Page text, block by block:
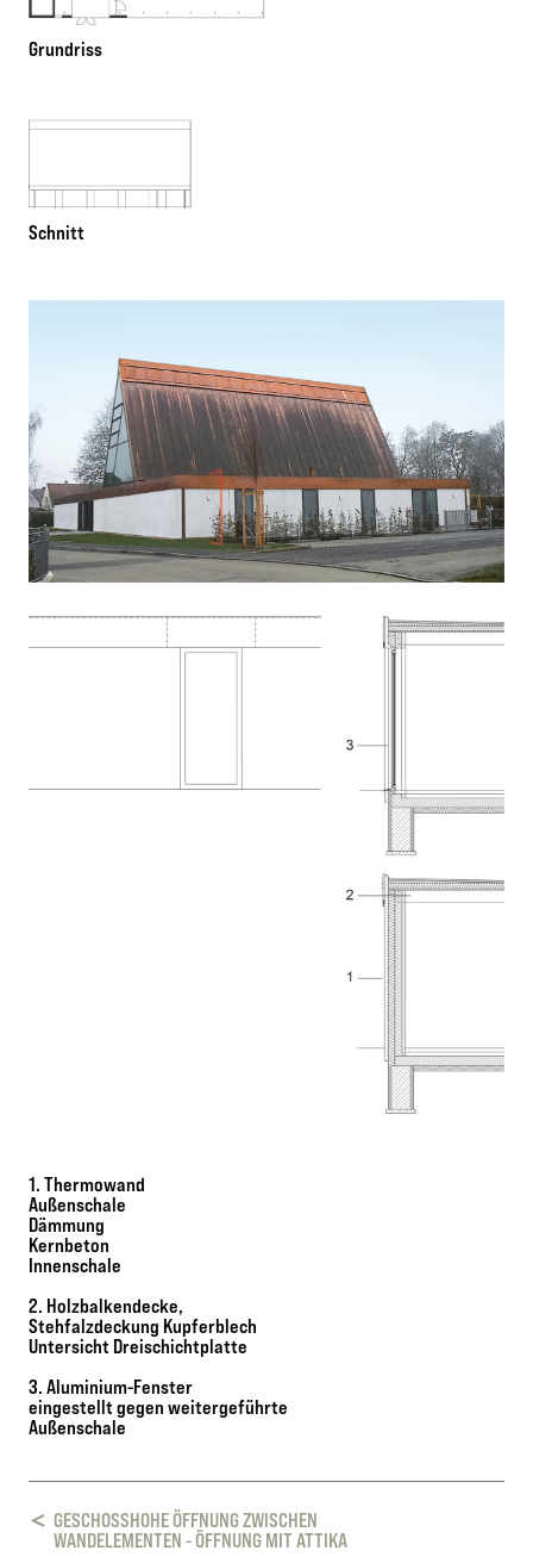
Grundriss
Schnitt
1. Thermowand
Außenschale
Dämmung
Kernbeton
Innenschale
2. Holzbalkendecke,
Stehfalzdeckung Kupferblech
Untersicht Dreischichtplatte
3. Aluminium-Fenster
eingestellt gegen weitergeführte
Außenschale
GESCHOSSHOHE ÖFFNUNG ZWISCHEN
WANDELEMENTEN - ÖFFNUNG MIT ATTIKA